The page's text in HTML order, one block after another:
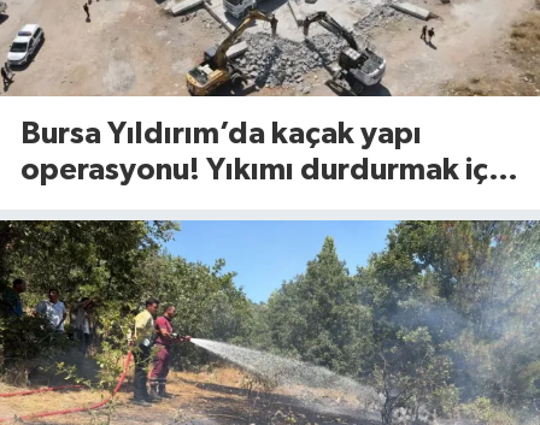
Bursa Yıldırım’da kaçak yapı
operasyonu! Yıkımı durdurmak için